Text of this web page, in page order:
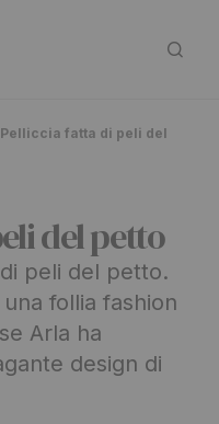
Pelliccia fatta di peli del
del petto
peli del petto.
follia fashion
Arla ha
design di